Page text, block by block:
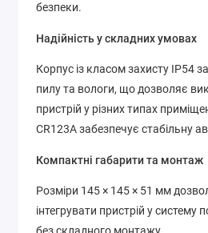
безпеки.
Надійність у складних умовах
Корпус із класом захисту IP54
пилу та вологи, що дозволяє
пристрій у різних типах
CR123A забезпечує стабільну
Компактні габарити та монтаж
Розміри 145 × 145 × 51 мм
інтегрувати пристрій у систему